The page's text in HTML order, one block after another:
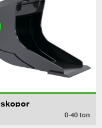
0-40 ton